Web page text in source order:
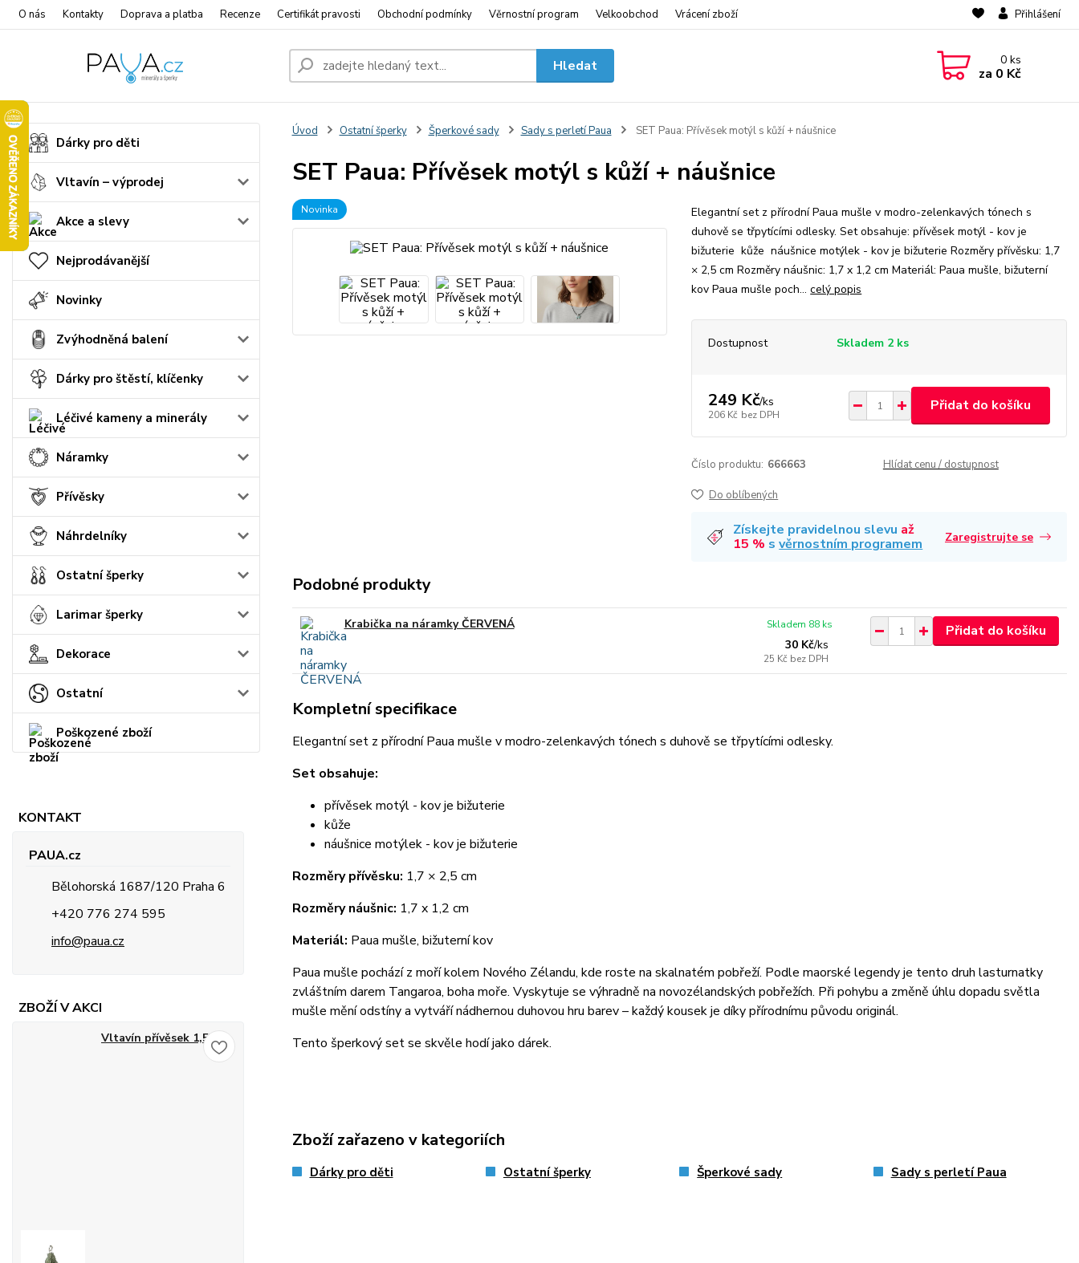
O nás Kontakty Doprava a platba Recenze Certifikát pravosti Obchodní podmínky Věrnostní program Velkoobchod Vrácení zboží Přihlášení
Hledat 0 ks
za 0 Kč
Dárky pro děti
Vltavín – výprodej
Akce a slevy
Nejprodávanější
Novinky
Zvýhodněná balení
Dárky pro štěstí, klíčenky
Léčivé kameny a minerály
Náramky
Přívěsky
Náhrdelníky
Ostatní šperky
Larimar šperky
Dekorace
Ostatní
Poškozené zboží
KONTAKT
PAUA.cz
Bělohorská 1687/120 Praha 6
+420 776 274 595
info@paua.cz
ZBOŽÍ V AKCI
Vltavín přívěsek 1,53 g
Úvod Ostatní šperky Šperkové sady Sady s perletí Paua SET Paua: Přívěsek motýl s kůží + náušnice
SET Paua: Přívěsek motýl s kůží + náušnice
Novinka
Elegantní set z přírodní Paua mušle v modro-zelenkavých tónech s
duhově se třpytícími odlesky. Set obsahuje: přívěsek motýl - kov je
bižuterie kůže náušnice motýlek - kov je bižuterie Rozměry přívěsku: 1,7
× 2,5 cm Rozměry náušnic: 1,7 x 1,2 cm Materiál: Paua mušle, bižuterní
kov Paua mušle poch...celý popis
Dostupnost Skladem 2 ks
249 Kč/ks
206 Kč bez DPH
Přidat do košíku
Číslo produktu: 666663 Hlídat cenu / dostupnost
Do oblíbených
Získejte pravidelnou slevu až
15 % svěrnostním programem Zaregistrujte se
Podobné produkty
Krabička na náramky ČERVENÁ
30 Kč/ks
25 Kč bez DPH
Skladem 88 ks Přidat do košíku
Kompletní specifikace
Elegantní set z přírodní Paua mušle v modro-zelenkavých tónech s duhově se třpytícími odlesky.
Set obsahuje:
přívěsek motýl - kov je bižuterie
kůže
náušnice motýlek - kov je bižuterie
Rozměry přívěsku: 1,7 × 2,5 cm
Rozměry náušnic: 1,7 x 1,2 cm
Materiál: Paua mušle, bižuterní kov
Paua mušle pochází z moří kolem Nového Zélandu, kde roste na skalnatém pobřeží. Podle maorské legendy je tento druh lasturnatky
zvláštním darem Tangaroa, boha moře. Vyskytuje se výhradně na novozélandských pobřežích. Při pohybu a změně úhlu dopadu světla
mušle mění odstíny a vytváří nádhernou duhovou hru barev – každý kousek je díky přírodnímu původu originál.
Tento šperkový set se skvěle hodí jako dárek.
Zboží zařazeno v kategoriích
Dárky pro děti Ostatní šperky Šperkové sady Sady s perletí Paua